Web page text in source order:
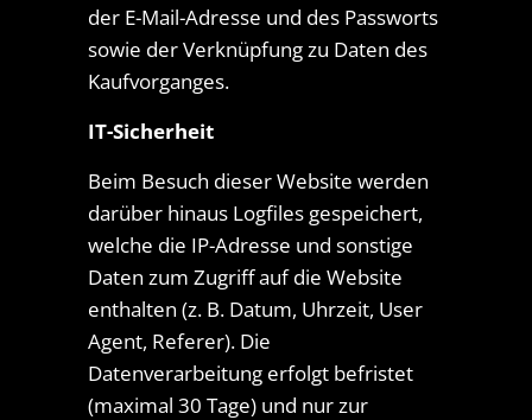
der E-Mail-Adresse und des Passworts
sowie der Verknüpfung zu Daten des
Kaufvorganges.
IT-Sicherheit
Beim Besuch dieser Website werden
darüber hinaus Logfiles gespeichert,
welche die IP-Adresse und sonstige
Daten zum Zugriff auf die Website
enthalten (z. B. Datum, Uhrzeit, User
Agent, Referer). Die
Datenverarbeitung erfolgt befristet
(maximal 30 Tage) und nur zur